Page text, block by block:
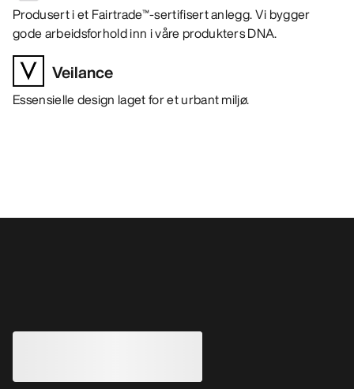
Produsert i et Fairtrade™-sertifisert anlegg. Vi bygger
gode arbeidsforhold inn i våre produkters DNA.
Veilance
Essensielle design laget for et urbant miljø.